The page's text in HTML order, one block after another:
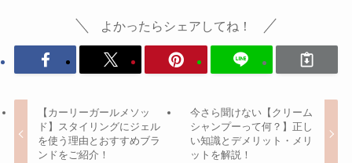
よかったらシェアしてね！
【カーリーガールメソッ
ド】スタイリングにジェル
を使う理由とおすすめブラ
ンドをご紹介！
今さら聞けない【クリーム
シャンプーって何？】正し
い知識とデメリット・メリ
ットを解説！